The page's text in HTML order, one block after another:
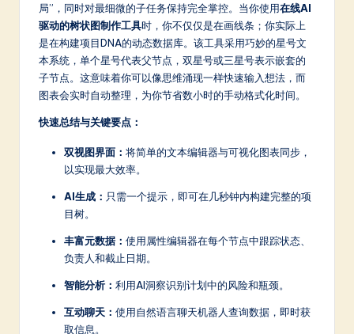
o
ft
w
局”，同时对最细微的子任务保持完全掌控。当你使用在线AI
驱动的树状图制作工具时，你不仅仅是在画线条；你实际上
是在构建项目DNA的动态数据库。该工具采用巧妙的星号文
本系统，单个星号代表父节点，双星号或三星号表示嵌套的
子节点。这意味着你可以像思维涌现一样快速输入想法，而
图表会实时自动整理，为你节省数小时的手动格式化时间。
快速总结与关键要点：
双视图界面： 将简单的文本编辑器与可视化图表同步，
以实现最大效率。
AI生成： 只需一个提示，即可在几秒钟内构建完整的项
目树。
丰富元数据： 使用属性编辑器在每个节点中跟踪状态、
负责人和截止日期。
智能分析： 利用AI洞察识别计划中的风险和瓶颈。
互动聊天： 使用自然语言聊天机器人查询数据，即时获
取信息。